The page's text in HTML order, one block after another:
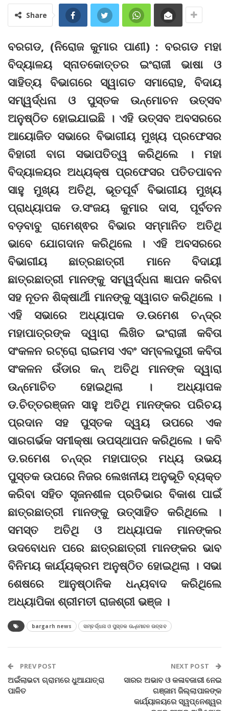
Share
ବରଗଡ, (ନିରୋଜ କୁମାର ପାଣୀ) : ବରଗଡ ମହା
ବିଦ୍ୟାଳୟ ସ୍ନାତକୋତ୍ତର ଇଂରାଜୀ ଭାଷା ଓ
ସାହିତ୍ୟ ବିଭାଗରେ ସ୍ୱାଗତ ସମାରୋହ, ବିଦାୟ
ସମ୍ୱର୍ଦ୍ଧନା ଓ ପୁସ୍ତକ ଉନ୍ମୋଚନ ଉତ୍ସବ
ଅନୁଷ୍ଠିତ ହୋଇଯାଇଛି । ଏହି ଉତ୍ସବ ଅବସରରେ
ଆୟୋଜିତ ସଭାରେ ବିଭାଗୀୟ ମୁଖ୍ୟ ପ୍ରଫେସର
ବିହାରୀ ବାଗ ସଭାପତିତ୍ୱ କରିଥିଲେ । ମହା
ବିଦ୍ୟାଳୟର ଅଧ୍ୟକ୍ଷ ପ୍ରଫେସର ପତିତପାବନ
ସାହୁ ମୁଖ୍ୟ ଅତିଥି, ଭୂତପୂର୍ବ ବିଭାଗୀୟ ମୁଖ୍ୟ
ପ୍ରାଧ୍ୟାପକ ଡ.ସଂଜୟ କୁମାର ଦାସ, ପୂର୍ବତନ
ବଡ଼ବାବୁ ରାମେଶ୍ଵର ବିଭାର ସମ୍ମାନିତ ଅତିଥି
ଭାବେ ଯୋଗଦାନ କରିଥିଲେ । ଏହି ଅବସରରେ
ବିଭାଗୀୟ ଛାତ୍ରଛାତ୍ରୀ ମାନେ ବିଦାୟୀ
ଛାତ୍ରଛାତ୍ରୀ ମାନଙ୍କୁ ସମ୍ୱର୍ଦ୍ଧନା ଜ୍ଞାପନ କରିବା
ସହ ନୂତନ ଶିକ୍ଷାର୍ଥୀ ମାନଙ୍କୁ ସ୍ୱାଗତ କରିଥିଲେ ।
ଏହି ସଭାରେ ଅଧ୍ୟାପକ ଡ.ଉମେଶ ଚନ୍ଦ୍ର
ମହାପାତ୍ରଙ୍କ ଦ୍ୱାରା ଲିଖିତ ଇଂରାଜୀ କବିତା
ସଂକଳନ ରଟ୍ରୋ ରାଇମସ ଏବଂ ସମ୍ବଲପୁରୀ କବିତା
ସଂକଳନ ଉଁଡାର କନ୍ ଅତିଥି ମାନଙ୍କ ଦ୍ୱାରା
ଉନ୍ମୋଚିତ ହୋଇଥିଲା । ଅଧ୍ୟାପକ
ଡ.ଚିତ୍ତରଞ୍ଜନ ସାହୁ ଅତିଥି ମାନଙ୍କର ପରିଚୟ
ପ୍ରଦାନ ସହ ପୁସ୍ତକ ଦ୍ୱୟ ଉପରେ ଏକ
ସାରଗର୍ଭକ ସମୀକ୍ଷା ଉପସ୍ଥାପନ କରିଥିଲେ । କବି
ଡ.ରମେଶ ଚନ୍ଦ୍ର ମହାପାତ୍ର ମଧ୍ୟ ଉଭୟ
ପୁସ୍ତକ ଉପରେ ନିଜର ଲେଖନୀୟ ଅନୁଭୂତି ବ୍ୟକ୍ତ
କରିବା ସହିତ ସୃଜନଶୀଳ ପ୍ରତିଭାର ବିକାଶ ପାଇଁ
ଛାତ୍ରଛାତ୍ରୀ ମାନଙ୍କୁ ଉତ୍ସାହିତ କରିଥିଲେ ।
ସମସ୍ତ ଅତିଥି ଓ ଅଧ୍ୟାପକ ମାନଙ୍କର
ଉଦବୋଧନ ପରେ ଛାତ୍ରଛାତ୍ରୀ ମାନଙ୍କର ଭାବ
ବିନିମୟ କାର୍ଯ୍ୟକ୍ରମ ଅନୁଷ୍ଠିତ ହୋଇଥିଲା । ସଭା
ଶେଷରେ ଆନୁଷ୍ଠାନିକ ଧନ୍ୟବାଦ କରିଥିଲେ
ଅଧ୍ୟାପିକା ଶ୍ରୀମତୀ ରାଜଶ୍ରୀ ଭଞ୍ଜ ।
bargarh news ସମ୍ବର୍ଦ୍ଧନା ଓ ପୁସ୍ତକ ଉନ୍ମୋଚନ ଉତ୍ସବ
PREV POST
ଅଇଁଲାଭଟା ଗ୍ରାମରେ ଧୁଆଯାତ୍ରା
ପାଳିତ
NEXT POST
ସାରର ଅଭାବ ଓ କଳାବଜାରୀ ନେଇ
ଗଞ୍ଜାମ ଜିଲ୍ଲାପାଳଙ୍କ
କାର୍ଯ୍ୟାଳୟରେ ସ୍ୱପ୍ନେଶ୍ୱର